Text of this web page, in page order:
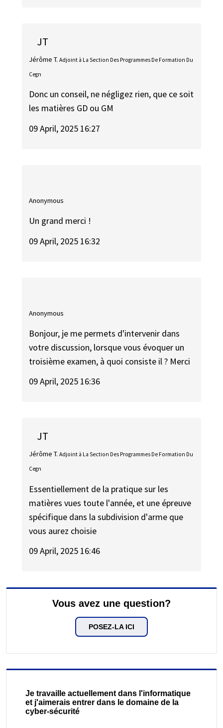
JT
Jérôme T. Adjoint à La Section Des Programmes De Formation Du
Cegn
Donc un conseil, ne négligez rien, que ce soit
les matières GD ou GM
09 April, 2025 16:27
Anonymous
Un grand merci !
09 April, 2025 16:32
Anonymous
Bonjour, je me permets d'intervenir dans
votre discussion, lorsque vous évoquer un
troisième examen, à quoi consiste il ? Merci
09 April, 2025 16:36
JT
Jérôme T. Adjoint à La Section Des Programmes De Formation Du
Cegn
Essentiellement de la pratique sur les
matières vues toute l'année, et une épreuve
spécifique dans la subdivision d'arme que
vous aurez choisie
09 April, 2025 16:46
Vous avez une question?
POSEZ-LA ICI
Je travaille actuellement dans l'informatique
et j'aimerais entrer dans le domaine de la
cyber-sécurité